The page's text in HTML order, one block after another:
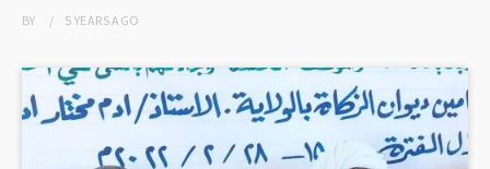
BY 5 YEARSAGO